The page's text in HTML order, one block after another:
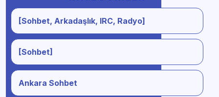
[Sohbet, Arkadaşlık, IRC, Radyo]
[Sohbet]
Ankara Sohbet